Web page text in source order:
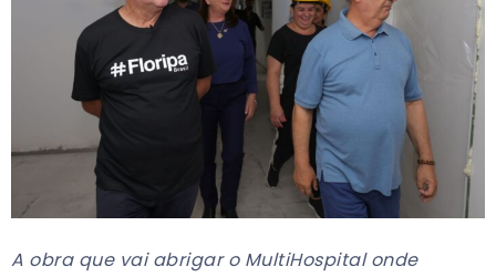
A obra que vai abrigar o MultiHospital onde